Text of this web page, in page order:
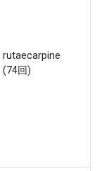
rutaecarpine
(74回)